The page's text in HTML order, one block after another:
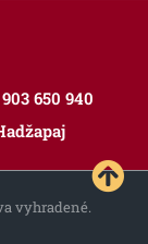
650 940
vyhradené.